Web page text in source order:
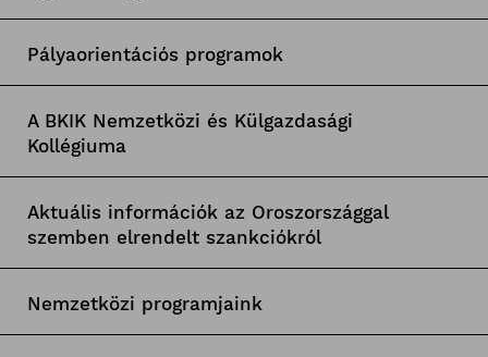
Pályaorientációs programok
A BKIK Nemzetközi és Külgazdasági
Kollégiuma
Aktuális információk az Oroszországgal
szemben elrendelt szankciókról
Nemzetközi programjaink